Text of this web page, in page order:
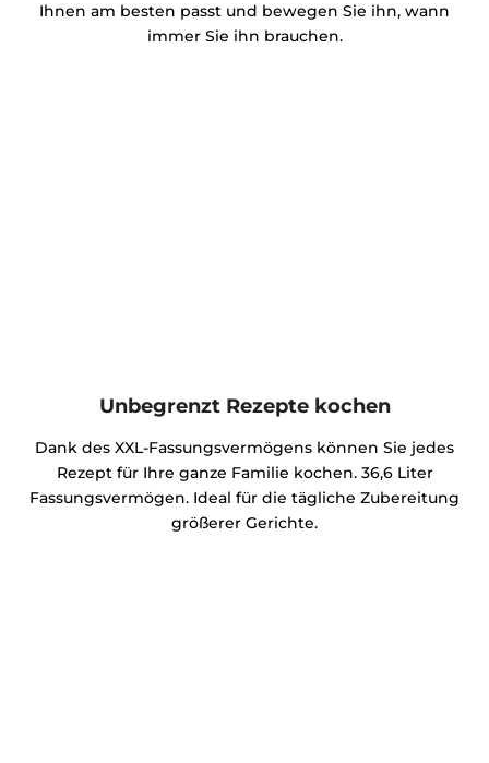
Ihnen am besten passt und bewegen Sie ihn, wann
immer Sie ihn brauchen.
Unbegrenzt Rezepte kochen
Dank des XXL-Fassungsvermögens können Sie jedes
Rezept für Ihre ganze Familie kochen. 36,6 Liter
Fassungsvermögen. Ideal für die tägliche Zubereitung
größerer Gerichte.